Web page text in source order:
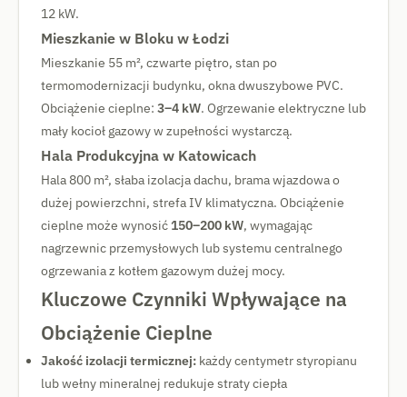
12 kW.
Mieszkanie w Bloku w Łodzi
Mieszkanie 55 m², czwarte piętro, stan po
termomodernizacji budynku, okna dwuszybowe PVC.
Obciążenie cieplne: 3–4 kW. Ogrzewanie elektryczne lub
mały kocioł gazowy w zupełności wystarczą.
Hala Produkcyjna w Katowicach
Hala 800 m², słaba izolacja dachu, brama wjazdowa o
dużej powierzchni, strefa IV klimatyczna. Obciążenie
cieplne może wynosić 150–200 kW, wymagając
nagrzewnic przemysłowych lub systemu centralnego
ogrzewania z kotłem gazowym dużej mocy.
Kluczowe Czynniki Wpływające na
Obciążenie Cieplne
Jakość izolacji termicznej: każdy centymetr styropianu
lub wełny mineralnej redukuje straty ciepła